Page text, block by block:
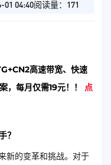
01 04:40阅读量：171
高速带宽、快速
，每月仅需19元！！ 点
？
新的变革和挑战。对于